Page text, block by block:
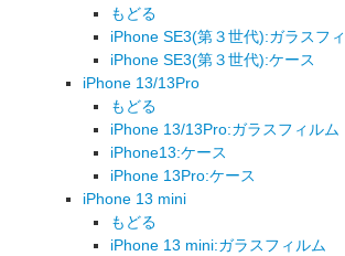
もどる
iPhone SE3(第３世代):ガラスフ
iPhone SE3(第３世代):ケース
iPhone 13/13Pro
もどる
iPhone 13/13Pro:ガラスフィルム
iPhone13:ケース
iPhone 13Pro:ケース
iPhone 13 mini
もどる
iPhone 13 mini:ガラスフィルム